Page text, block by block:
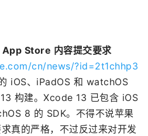
Store 内容提交要求
cn/news/?id=2t1chhp3
iOS、iPadOS 和 watchOS
构建。Xcode 13 已包含 iOS
8 的 SDK。不得不说苹果
真的严格，不过反过来对开发